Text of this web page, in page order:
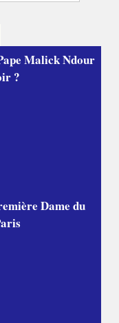
Malick Ndour
?
Dame du